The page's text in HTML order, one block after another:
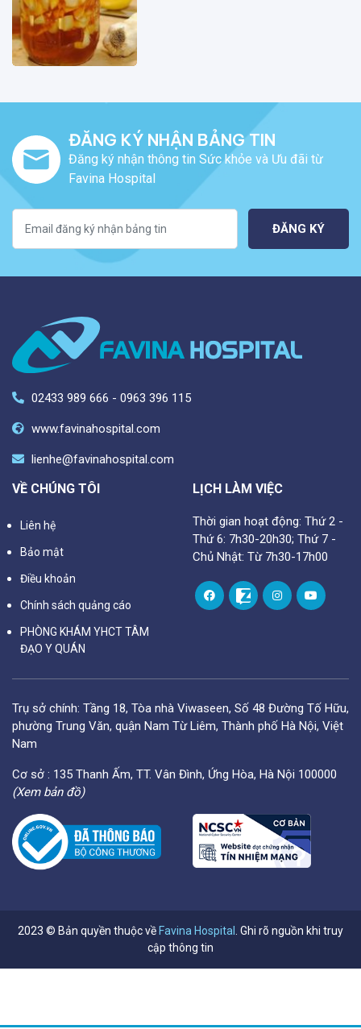
ĐĂNG KÝ NHẬN BẢNG TIN
Đăng ký nhận thông tin Sức khỏe và Ưu đãi từ
Favina Hospital
ĐĂNG KÝ
02433 989 666 - 0963 396 115
www.favinahospital.com
lienhe@favinahospital.com
VỀ CHÚNG TÔI
Liên hệ
Bảo mật
Điều khoản
Chính sách quảng cáo
PHÒNG KHÁM YHCT TÂM
ĐẠO Y QUÁN
LỊCH LÀM VIỆC
Thời gian hoạt động: Thứ 2 -
Thứ 6: 7h30-20h30; Thứ 7 -
Chủ Nhật: Từ 7h30-17h00
Trụ sở chính: Tầng 18, Tòa nhà Viwaseen, Số 48 Đường Tố Hữu,
phường Trung Văn, quận Nam Từ Liêm, Thành phố Hà Nội, Việt
Nam
Cơ sở : 135 Thanh Ấm, TT. Vân Đình, Ứng Hòa, Hà Nội 100000
(Xem bản đồ)
2023 © Bản quyền thuộc về Favina Hospital
. Ghi rõ nguồn khi truy
cập thông tin